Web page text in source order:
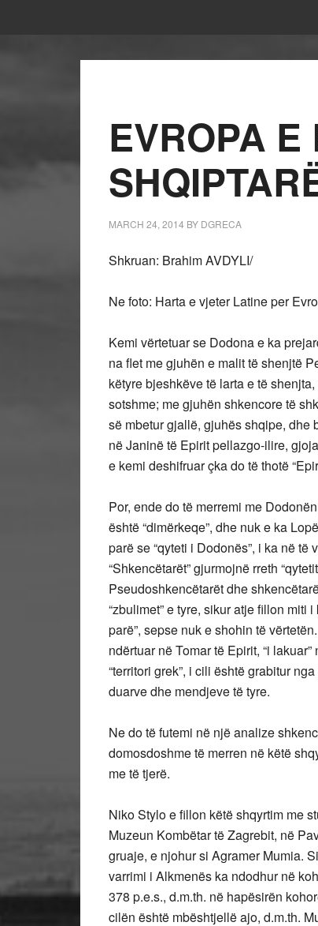
EVROPA
MARCH 24, 2014 BY DGRECA
Shkruan: Brahim AVDYLI/
Ne foto: Harta e vjeter Latine per
Kemi vërtetuar se Dodona e ka
na flet me gjuhën e malit të shenjtë
këtyre bjeshkëve të larta e të
sotshme; me gjuhën shkencore të
së mbetur gjallë, gjuhës shqipe, dhe
në Janinë të Epirit pellazgo-ilire,
e kemi deshifruar çka do të thotë
Por, ende do të merremi me
është “dimërkeqe”, dhe nuk e ka
parë se “qyteti i Dodonës”, i ka në
“Shkencëtarët” gjurmojnë rreth
Pseudoshkencëtarët dhe
“zbulimet” e tyre, sikur atje fillon miti
parë”, sepse nuk e shohin të
ndërtuar në Tomar të Epirit, “i
“territori grek”, i cili është grabitur
duarve dhe mendjeve të tyre.
Ne do të futemi në një analize
domosdoshme të merren në këtë
me të tjerë.
Niko Stylo e fillon këtë shqyrtim me
Muzeun Kombëtar të Zagrebit, në
gruaje, e njohur si Agramer Mumia.
varrimi i Alkmenës ka ndodhur në
378 p.e.s., d.m.th. në hapësirën
cilën është mbështjellë ajo, d.m.th.